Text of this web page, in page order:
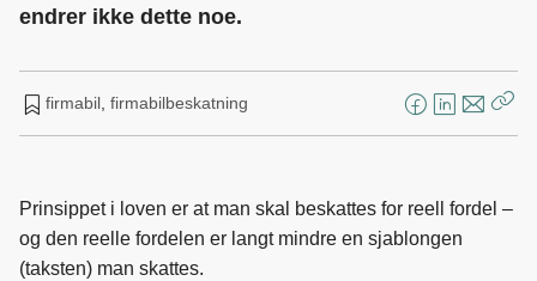
endrer ikke dette noe.
firmabil, firmabilbeskatning
F
e
b
L
k
e
E
o
s
Prinsippet i loven er at man skal beskattes for reell fordel –
og den reelle fordelen er langt mindre en sjablongen
(taksten) man skattes.